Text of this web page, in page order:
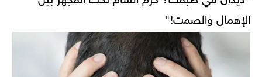
الإهمال والصمت!"